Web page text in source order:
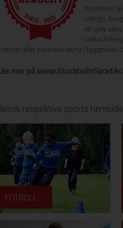
Stockholm
Lidingö,
att själv
i olika
eller parkourträning i byggnaden
mer på
respektive sports